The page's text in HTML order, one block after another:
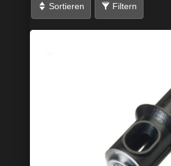
Sortieren Filtern